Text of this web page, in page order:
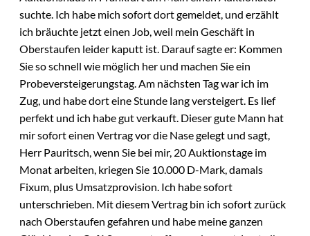
suchte. Ich habe mich sofort dort gemeldet, und erzählt
ich bräuchte jetzt einen Job, weil mein Geschäft in
Oberstaufen leider kaputt ist. Darauf sagte er: Kommen
Sie so schnell wie möglich her und machen Sie ein
Probeversteigerungstag. Am nächsten Tag war ich im
Zug, und habe dort eine Stunde lang versteigert. Es lief
perfekt und ich habe gut verkauft. Dieser gute Mann hat
mir sofort einen Vertrag vor die Nase gelegt und sagt,
Herr Pauritsch, wenn Sie bei mir, 20 Auktionstage im
Monat arbeiten, kriegen Sie 10.000 D-Mark, damals
Fixum, plus Umsatzprovision. Ich habe sofort
unterschrieben. Mit diesem Vertrag bin ich sofort zurück
nach Oberstaufen gefahren und habe meine ganzen